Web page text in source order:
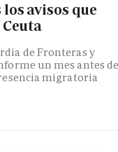
avisos que
de Fronteras y
un mes antes
migratoria